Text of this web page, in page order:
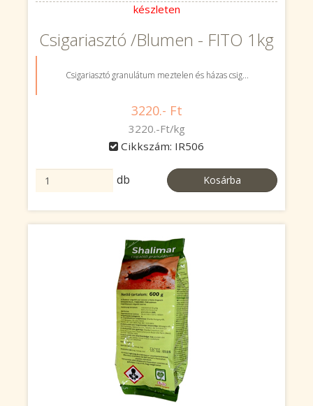
készleten
Csigariasztó /Blumen - FITO 1kg
Csigariasztó granulátum meztelen és házas csig...
3220.- Ft
3220.-Ft/kg
Cikkszám: IR506
db Kosárba